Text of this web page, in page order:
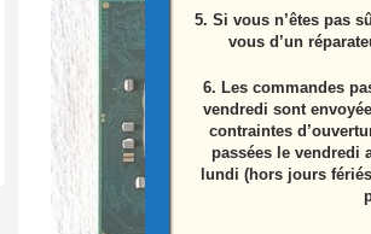
5. Si vous n’êtes pas
vous d’un
6. Les commandes
vendredi sont
contraintes
passées le vendredi
lundi (hors jours